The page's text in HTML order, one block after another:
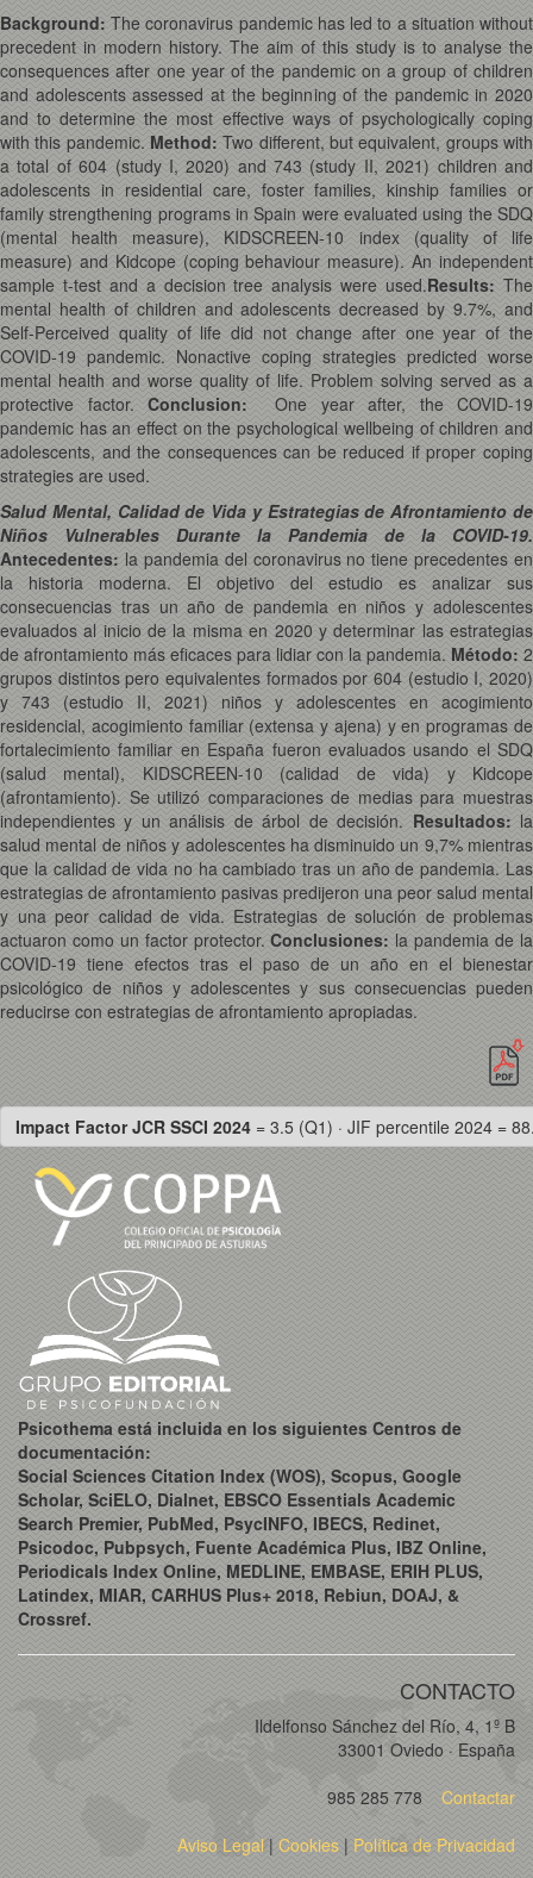
Background: The coronavirus pandemic has led to a situation without
precedent in modern history. The aim of this study is to analyse the
consequences after one year of the pandemic on a group of children
and adolescents assessed at the beginning of the pandemic in 2020
and to determine the most effective ways of psychologically coping
with this pandemic. Method: Two different, but equivalent, groups with
a total of 604 (study I, 2020) and 743 (study II, 2021) children and
adolescents in residential care, foster families, kinship families or
family strengthening programs in Spain were evaluated using the SDQ
(mental health measure), KIDSCREEN-10 index (quality of life
measure) and Kidcope (coping behaviour measure). An independent
sample t-test and a decision tree analysis were used.Results: The
mental health of children and adolescents decreased by 9.7%, and
Self-Perceived quality of life did not change after one year of the
COVID-19 pandemic. Nonactive coping strategies predicted worse
mental health and worse quality of life. Problem solving served as a
protective factor. Conclusion: One year after, the COVID-19
pandemic has an effect on the psychological wellbeing of children and
adolescents, and the consequences can be reduced if proper coping
strategies are used.
Salud Mental, Calidad de Vida y Estrategias de Afrontamiento de
Niños Vulnerables Durante la Pandemia de la COVID-19.
Antecedentes: la pandemia del coronavirus no tiene precedentes en
la historia moderna. El objetivo del estudio es analizar sus
consecuencias tras un año de pandemia en niños y adolescentes
evaluados al inicio de la misma en 2020 y determinar las estrategias
de afrontamiento más eficaces para lidiar con la pandemia. Método: 2
grupos distintos pero equivalentes formados por 604 (estudio I, 2020)
y 743 (estudio II, 2021) niños y adolescentes en acogimiento
residencial, acogimiento familiar (extensa y ajena) y en programas de
fortalecimiento familiar en España fueron evaluados usando el SDQ
(salud mental), KIDSCREEN-10 (calidad de vida) y Kidcope
(afrontamiento). Se utilizó comparaciones de medias para muestras
independientes y un análisis de árbol de decisión. Resultados: la
salud mental de niños y adolescentes ha disminuido un 9,7% mientras
que la calidad de vida no ha cambiado tras un año de pandemia. Las
estrategias de afrontamiento pasivas predijeron una peor salud mental
y una peor calidad de vida. Estrategias de solución de problemas
actuaron como un factor protector.Conclusiones: la pandemia de la
COVID-19 tiene efectos tras el paso de un año en el bienestar
psicológico de niños y adolescentes y sus consecuencias pueden
reducirse con estrategias de afrontamiento apropiadas.
Impact Factor JCR SSCI 2024 = 3.5 (Q1) · JIF percentile 2024 =
Psicothema está incluida en los siguientes Centros de
documentación:
Social Sciences Citation Index (WOS), Scopus, Google
Scholar, SciELO, Dialnet, EBSCO Essentials Academic
Search Premier, PubMed, PsycINFO, IBECS, Redinet,
Psicodoc, Pubpsych, Fuente Académica Plus, IBZ Online,
Periodicals Index Online, MEDLINE, EMBASE, ERIH PLUS,
Latindex, MIAR, CARHUS Plus+ 2018, Rebiun, DOAJ, &
Crossref.
CONTACTO
Ildelfonso Sánchez del Río, 4, 1º B
33001 Oviedo · España
985 285 778
Contactar
Aviso Legal| Cookies | Política de Privacidad